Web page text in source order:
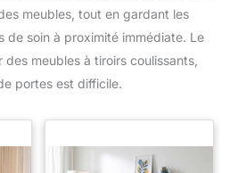
meubles, tout en gardant les
de soin à proximité immédiate. Le
meubles à tiroirs coulissants,
portes est difficile.